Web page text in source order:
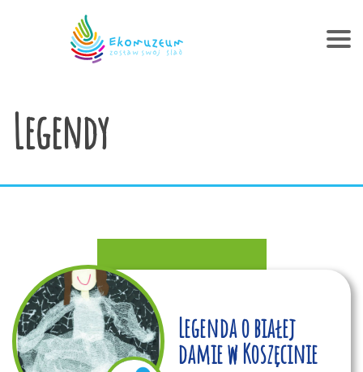
Legendy
Legenda o białej
damie w Koszęcinie